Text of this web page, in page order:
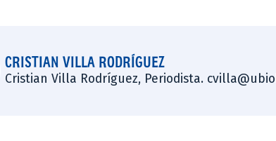
CRISTIAN VILLA RODRÍGUEZ
Cristian Villa Rodríguez, Periodista.